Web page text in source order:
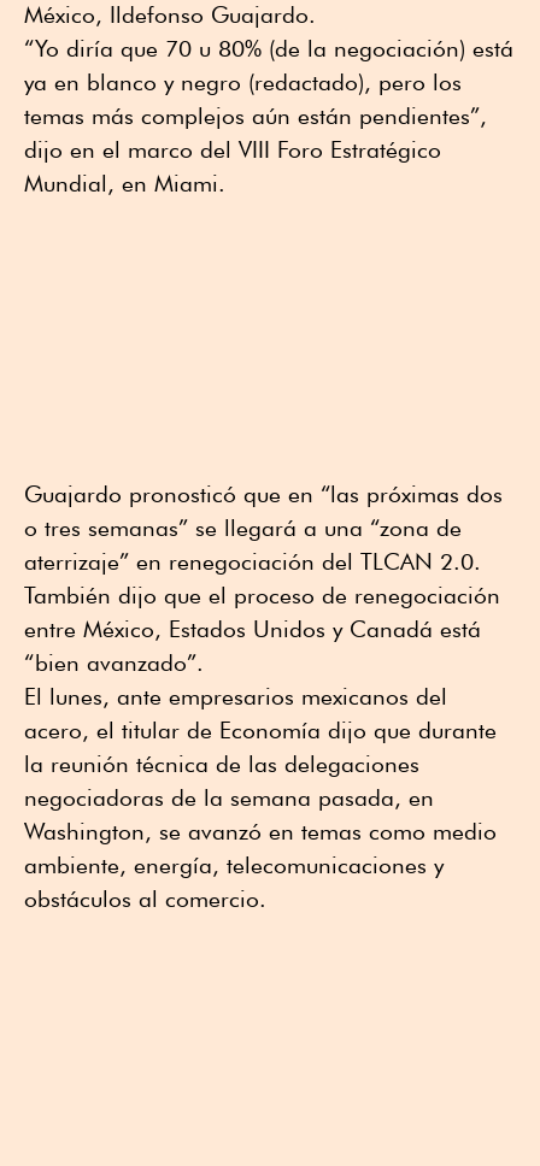
México, Ildefonso Guajardo.
“Yo diría que 70 u 80% (de la negociación) está
ya en blanco y negro (redactado), pero los
temas más complejos aún están pendientes”,
dijo en el marco del VIII Foro Estratégico
Mundial, en Miami.
Guajardo pronosticó que en “las próximas dos
o tres semanas” se llegará a una “zona de
aterrizaje” en renegociación del TLCAN 2.0.
También dijo que el proceso de renegociación
entre México, Estados Unidos y Canadá está
“bien avanzado”.
El lunes, ante empresarios mexicanos del
acero, el titular de Economía dijo que durante
la reunión técnica de las delegaciones
negociadoras de la semana pasada, en
Washington, se avanzó en temas como medio
ambiente, energía, telecomunicaciones y
obstáculos al comercio.